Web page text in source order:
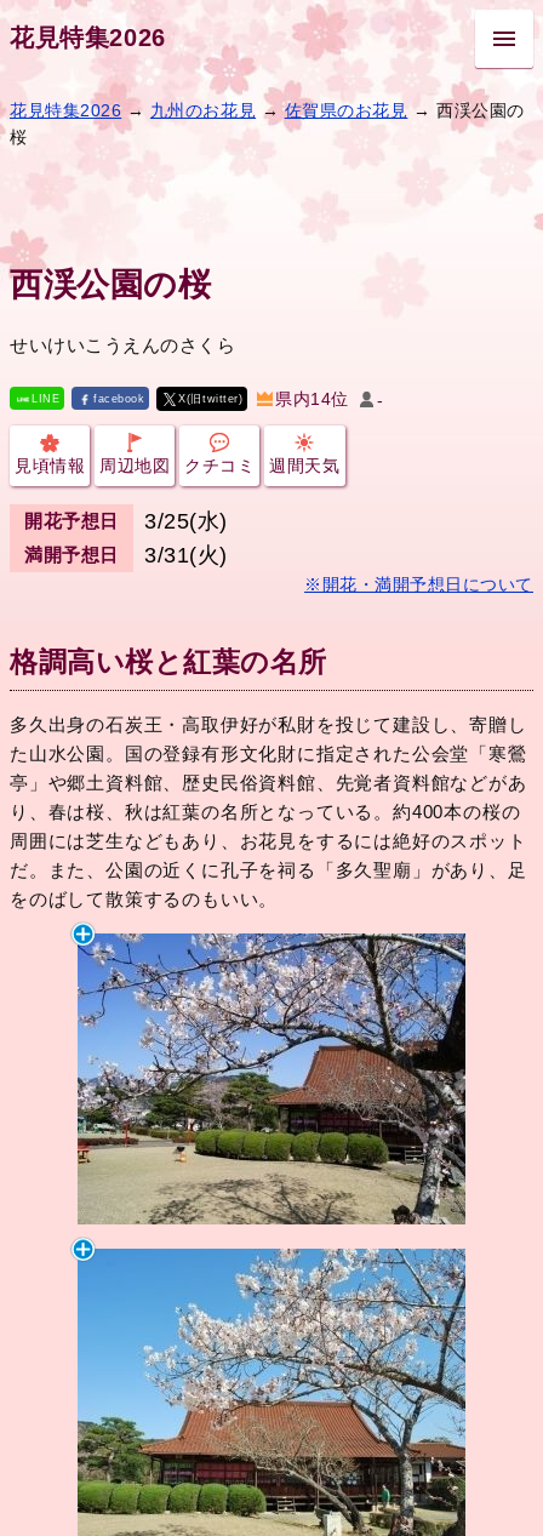
花見特集2026
花見特集2026 → 九州のお花見 →佐賀県のお花見 → 西渓公園の
桜
西渓公園の桜
せいけいこうえんのさくら
LINE facebook X(旧twitter) 県内14位 -
見頃情報 周辺地図 クチコミ 週間天気
開花予想日 3/25(水)
満開予想日 3/31(火)
※開花・満開予想日について
格調高い桜と紅葉の名所
多久出身の石炭王・高取伊好が私財を投じて建設し、寄贈し
た山水公園。国の登録有形文化財に指定された公会堂「寒鶯
亭」や郷土資料館、歴史民俗資料館、先覚者資料館などがあ
り、春は桜、秋は紅葉の名所となっている。約400本の桜の
周囲には芝生などもあり、お花見をするには絶好のスポット
だ。また、公園の近くに孔子を祠る「多久聖廟」があり、足
をのばして散策するのもいい。